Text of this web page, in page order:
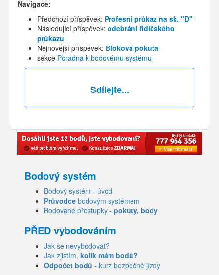
Navigace:
Předchozí příspěvek: Profesní průkaz na sk. "D"
Následující příspěvek: odebrání řidičského
průkazu
Nejnovější příspěvek: Bloková pokuta
sekce Poradna k bodovému systému
Sdílejte...
Bodový systém
Bodový systém - úvod
Průvodce bodovým systémem
Bodované přestupky - pokuty, body
PŘED vybodováním
Jak se nevybodovat?
Jak zjistím, kolik mám bodů?
Odpočet bodů - kurz bezpečné jízdy